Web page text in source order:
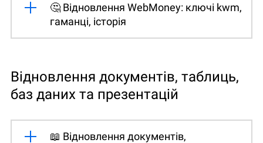
🤔 Відновлення WebMoney: ключі kwm,
гаманці, історія
Відновлення документів, таблиць,
баз даних та презентацій
📖 Відновлення документів,